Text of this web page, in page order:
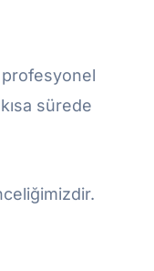
profesyonel
sürede